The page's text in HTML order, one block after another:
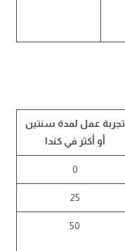
تجربة عمل لمدة سنتين
أو أكثر في كندا
0
25
50